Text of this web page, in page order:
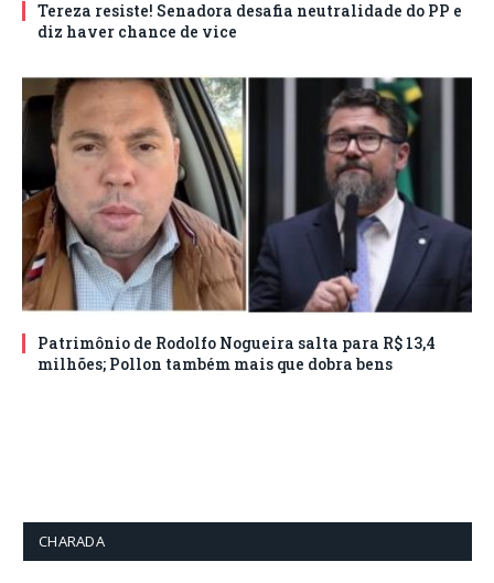
Tereza resiste! Senadora desafia neutralidade do PP e
diz haver chance de vice
Patrimônio de Rodolfo Nogueira salta para R$ 13,4
milhões; Pollon também mais que dobra bens
CHARADA